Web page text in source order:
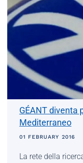
GÉANT diventa
Mediterraneo
01 FEBRUARY 2016
La rete della